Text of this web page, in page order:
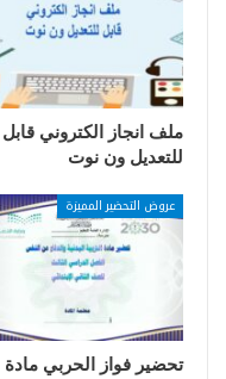
ملف انجاز الكتروني قابل
للتعديل ون نوت
عروض التحضير المميزة
تحضير فواز الحربي مادة